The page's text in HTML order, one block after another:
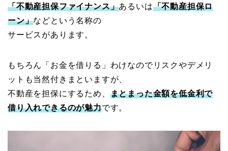
「不動産担保ファイナンス」あるいは「不動産担保ロ
ーン」などという名称の
サービスがあります。
もちろん「お金を借りる」わけなのでリスクやデメリ
ットも当然付きまといますが、
不動産を担保にするため、 まとまった金額を低金利で
借り入れできるのが魅力です。